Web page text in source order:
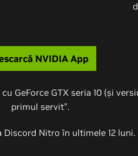
NVIDIA App
GeForce GTX seria 10 (și
primul servit”.
Nitro în ultimele 12 luni.